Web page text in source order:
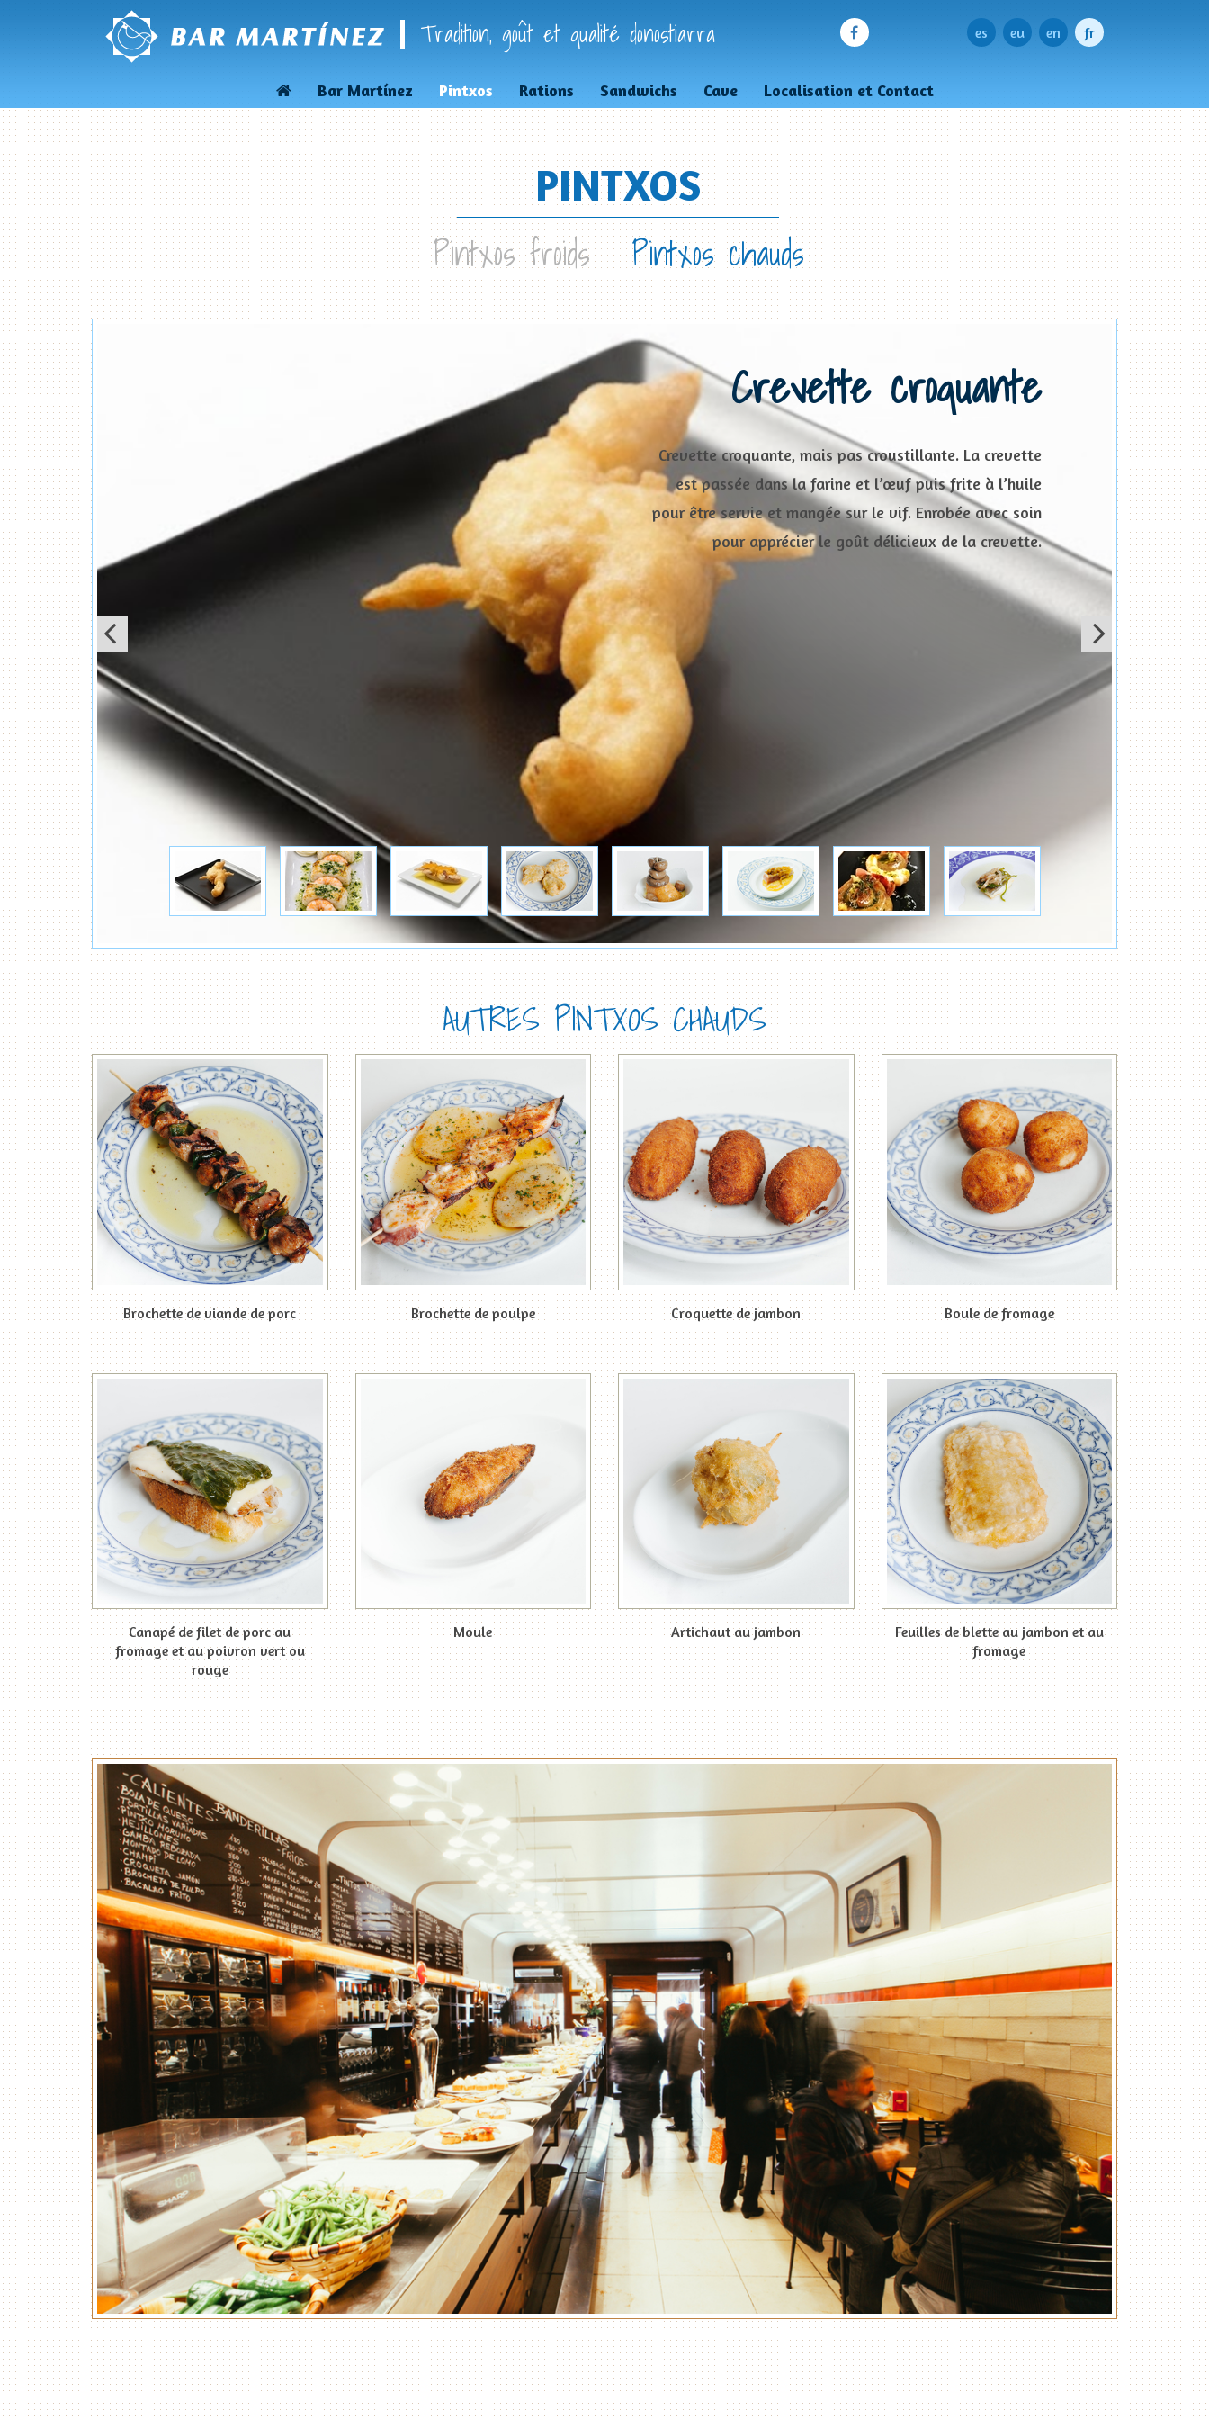
Tradition, goût et qualité donostiarra es eu en fr
Bar Martínez Pintxos Rations Sandwichs Cave Localisation et Contact
PINTXOS
Pintxos froids
Pintxos chauds
Crevette croquante
Crevette croquante, mais pas croustillante. La crevette
est passée dans la farine et l’œuf puis frite à l’huile
pour être servie et mangée sur le vif. Enrobée avec soin
pour apprécier le goût délicieux de la crevette.
AUTRES PINTXOS CHAUDS
Brochette de viande de porc Brochette de poulpe Croquette de jambon Boule de fromage
Canapé de filet de porc au
fromage et au poivron vert ou
rouge
Moule Artichaut au jambon
Feuilles de blette au jambon et au
fromage